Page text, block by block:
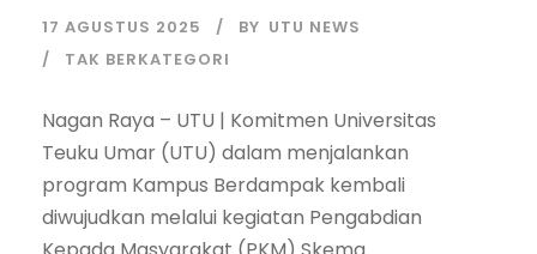
17 AGUSTUS 2025 BY UTU NEWS
TAK BERKATEGORI
Nagan Raya – UTU | Komitmen Universitas
Teuku Umar (UTU) dalam menjalankan
program Kampus Berdampak kembali
diwujudkan melalui kegiatan Pengabdian